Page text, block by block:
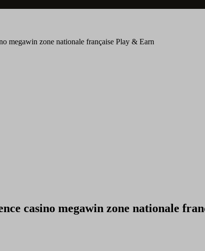
megawin zone nationale française Play & Earn
casino megawin zone nationale